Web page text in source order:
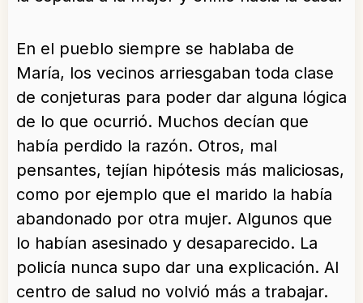
En el pueblo siempre se hablaba de
María, los vecinos arriesgaban toda clase
de conjeturas para poder dar alguna lógica
de lo que ocurrió. Muchos decían que
había perdido la razón. Otros, mal
pensantes, tejían hipótesis más maliciosas,
como por ejemplo que el marido la había
abandonado por otra mujer. Algunos que
lo habían asesinado y desaparecido. La
policía nunca supo dar una explicación. Al
centro de salud no volvió más a trabajar.